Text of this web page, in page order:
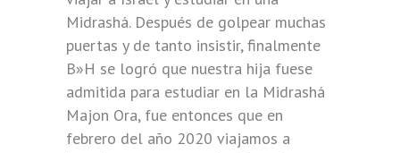
Midrashá. Después de golpear muchas
puertas y de tanto insistir, finalmente
B»H se logró que nuestra hija fuese
admitida para estudiar en la Midrashá
Majon Ora, fue entonces que en
febrero del año 2020 viajamos a